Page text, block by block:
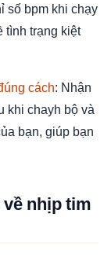
số bpm khi chạy
tình trạng kiệt
cách: Nhận
khi chayh bộ và
bạn, giúp bạn
nhịp tim